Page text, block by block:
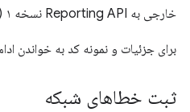
خارجی به Reporting API نسخه ۱ (سربرگ
برای جزئیات و نمونه کد به خواندن
ثبت خطاهای شبکه